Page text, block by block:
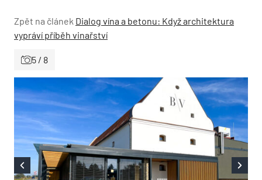
Zpět na článek Dialog vína a betonu: Když architektura
vypráví příběh vinařství
5 / 8